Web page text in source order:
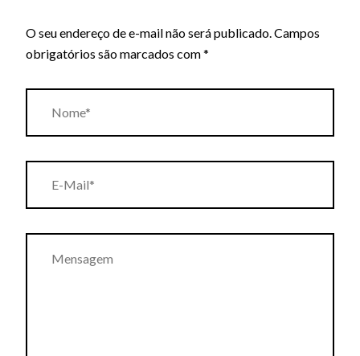
O seu endereço de e-mail não será publicado. Campos
obrigatórios são marcados com*